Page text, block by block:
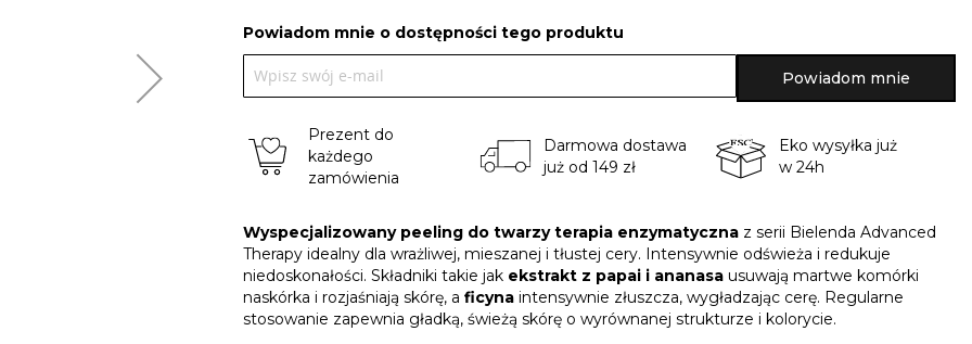
Powiadom mnie o dostępności tego produktu
Powiadom mnie
Prezent do
każdego
zamówienia
Darmowa dostawa
już od 149 zł
Eko wysyłka już
w 24h
Wyspecjalizowany peeling do twarzy terapia enzymatyczna z serii Bielenda Advanced
Therapy idealny dla wrażliwej, mieszanej i tłustej cery. Intensywnie odświeża i redukuje
niedoskonałości. Składniki takie jak ekstrakt z papai i ananasa usuwają martwe komórki
naskórka i rozjaśniają skórę, a ficyna intensywnie złuszcza, wygładzając cerę. Regularne
stosowanie zapewnia gładką, świeżą skórę o wyrównanej strukturze i kolorycie.